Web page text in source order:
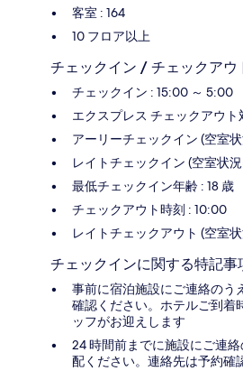
客室 : 164
10 フロア以上
チェックイン / チェックアウ
チェックイン : 15:00 ～ 5:00
エクスプレス チェックアウト
アーリーチェックイン (空室
レイトチェックイン (空室状
最低チェックイン年齢 : 18 歳
チェックアウト時刻 : 10:00
レイトチェックアウト (空室
チェックインに関する特記事
事前に宿泊施設にご連絡のう
確認ください。ホテルご到着
ッフがお迎えします
24 時間前までに施設にご連
配ください。連絡先は予約確